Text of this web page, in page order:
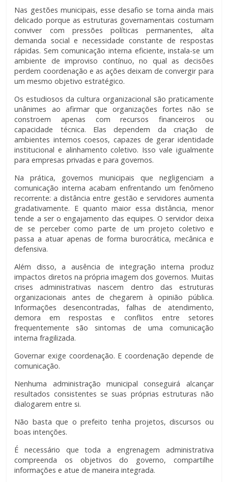
Nas gestões municipais, esse desafio se torna ainda mais
delicado porque as estruturas governamentais costumam
conviver com pressões políticas permanentes, alta
demanda social e necessidade constante de respostas
rápidas. Sem comunicação interna eficiente, instala-se um
ambiente de improviso contínuo, no qual as decisões
perdem coordenação e as ações deixam de convergir para
um mesmo objetivo estratégico.
Os estudiosos da cultura organizacional são praticamente
unânimes ao afirmar que organizações fortes não se
constroem apenas com recursos financeiros ou
capacidade técnica. Elas dependem da criação de
ambientes internos coesos, capazes de gerar identidade
institucional e alinhamento coletivo. Isso vale igualmente
para empresas privadas e para governos.
Na prática, governos municipais que negligenciam a
comunicação interna acabam enfrentando um fenômeno
recorrente: a distância entre gestão e servidores aumenta
gradativamente. E quanto maior essa distância, menor
tende a ser o engajamento das equipes. O servidor deixa
de se perceber como parte de um projeto coletivo e
passa a atuar apenas de forma burocrática, mecânica e
defensiva.
Além disso, a ausência de integração interna produz
impactos diretos na própria imagem dos governos. Muitas
crises administrativas nascem dentro das estruturas
organizacionais antes de chegarem à opinião pública.
Informações desencontradas, falhas de atendimento,
demora em respostas e conflitos entre setores
frequentemente são sintomas de uma comunicação
interna fragilizada.
Governar exige coordenação. E coordenação depende de
comunicação.
Nenhuma administração municipal conseguirá alcançar
resultados consistentes se suas próprias estruturas não
dialogarem entre si.
Não basta que o prefeito tenha projetos, discursos ou
boas intenções.
É necessário que toda a engrenagem administrativa
compreenda os objetivos do governo, compartilhe
informações e atue de maneira integrada.